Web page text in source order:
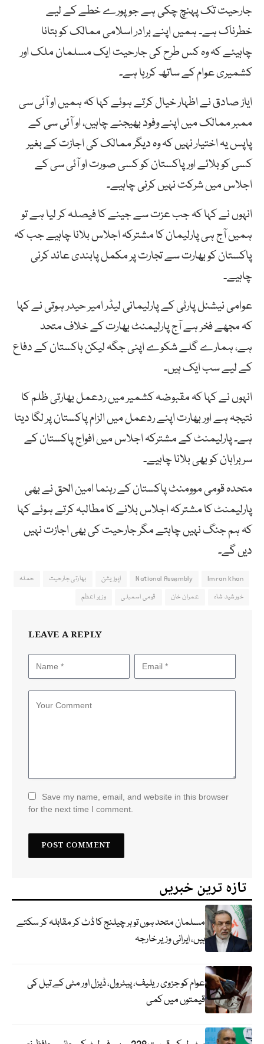
جارحیت تک پہنچ چکی ہے جو پورے خطے کے لیے
خطرناک ہے۔ ہمیں اپنے برادر اسلامی ممالک کو بتانا
چاہیئے کہ وہ کس طرح کی جارحیت ایک مسلمان ملک اور
کشمیری عوام کے ساتھ کررہا ہے۔
ایاز صادق نے اظہار خیال کرتے ہوئے کہا کہ ہمیں او آئی سی
ممبر ممالک میں اپنے وفود بھیجنے چاہیں، او آئی سی کے
پاپس یہ اختیار نہیں کہ وہ دیگر ممالک کی اجازت کے بغیر
کسی کو بلائے اور پاکستان کو کسی صورت او آئی سی کے
اجلاس میں شرکت نہیں کرنی چاہیے۔
انہوں نے کہا کہ جب عزت سے جینے کا فیصلہ کر لیا ہے تو
ہمیں آج ہی پارلیمان کا مشترکہ اجلاس بلانا چاہیے جب کہ
پاکستان کو بھارت سے تجارت پر مکمل پابندی عائد کرنی
چاہیے۔
عوامی نیشنل پارٹی کے پارلیمانی لیڈر امیر حیدر ہوتی نے کہا
کہ مجھے فخر ہے آج پارلیمنٹ بھارت کے خلاف متحد
ہے، ہمارے گلے شکوے اپنی جگہ لیکن ہاکستان کے دفاع
کے لیے سب ایک ہیں۔
انہوں نے کہا کہ مقبوضہ کشمیر میں ردعمل بھارتی ظلم کا
نتیجہ ہے اور بھارت اپنے ردعمل میں الزام پاکستان پر لگا دیتا
ہے۔ پارلیمنٹ کے مشترکہ اجلاس میں افواج پاکستان کے
سربراہان کو بھی بلانا چاہیے۔
متحدہ قومی موومنٹ پاکستان کے رہنما امین الحق نے بھی
پارلیمنٹ کا مشترکہ اجلاس بلانے کا مطالبہ کرتے ہوئے کہا
کہ ہم جنگ نہیں چاہتے مگر جارحیت کی بھی اجازت نہیں
دیں گے۔
Imran khan
National Assembly اپوزیشن بھارتی جارحیت
حملہ
خورشید شاہ
عمران خان قومی اسمبلی وزیر اعظم
LEAVE A REPLY
Save my name, email, and website in this browser
for the next time I comment.
تازہ ترین خبریں
مسلمان متحد ہوں تو ہر چیلنج کا ڈٹ کر مقابلہ کر سکتے
ہیں، ایرانی وزیر خارجہ
عوام کو جزوی ریلیف، پیٹرول، ڈیزل اور مٹی کے تیل کی
قیمتوں میں کمی